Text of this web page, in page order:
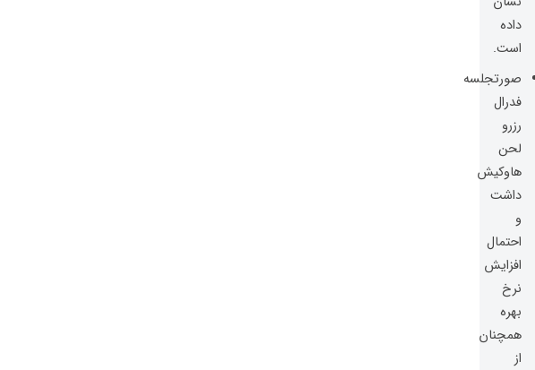
داده
است.
صورتجلسه
فدرال
رزرو
لحن
هاوکیش
داشت
و
احتمال
افزایش
نرخ
بهره
همچنان
از